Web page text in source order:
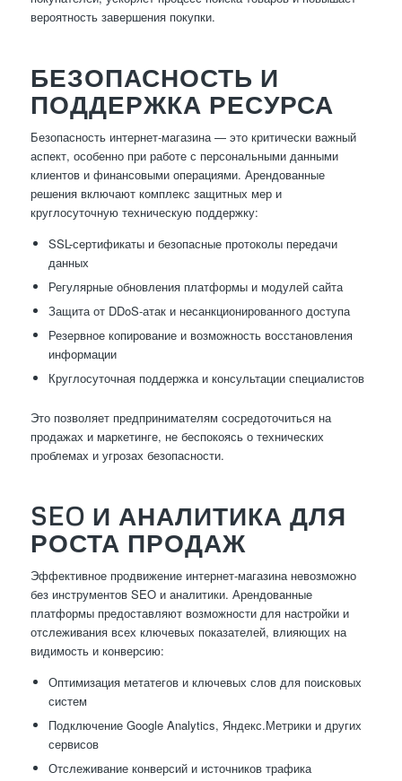
вероятность завершения покупки.
БЕЗОПАСНОСТЬ И
ПОДДЕРЖКА РЕСУРСА
Безопасность интернет-магазина — это критически важный
аспект, особенно при работе с персональными данными
клиентов и финансовыми операциями. Арендованные
решения включают комплекс защитных мер и
круглосуточную техническую поддержку:
SSL-сертификаты и безопасные протоколы передачи
данных
Регулярные обновления платформы и модулей сайта
Защита от DDoS-атак и несанкционированного доступа
Резервное копирование и возможность восстановления
информации
Круглосуточная поддержка и консультации специалистов
Это позволяет предпринимателям сосредоточиться на
продажах и маркетинге, не беспокоясь о технических
проблемах и угрозах безопасности.
SEO И АНАЛИТИКА ДЛЯ
РОСТА ПРОДАЖ
Эффективное продвижение интернет-магазина невозможно
без инструментов SEO и аналитики. Арендованные
платформы предоставляют возможности для настройки и
отслеживания всех ключевых показателей, влияющих на
видимость и конверсию:
Оптимизация метатегов и ключевых слов для поисковых
систем
Подключение Google Analytics, Яндекс.Метрики и других
сервисов
Отслеживание конверсий и источников трафика